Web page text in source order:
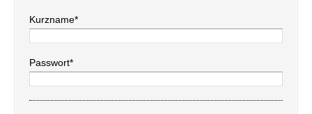
Kurzname*
Passwort*